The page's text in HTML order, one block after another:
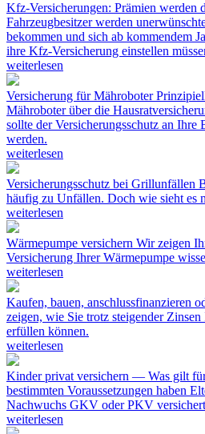
Kfz-Versicherungen: Prämien werden
Fahrzeugbesitzer werden
bekommen und sich ab kommendem
ihre Kfz-Versicherung einstellen
weiterlesen
Versicherung für Mähroboter
Mähroboter über die
sollte der Versicherungsschutz an Ihre
werden.
weiterlesen
Versicherungsschutz bei Grillunfällen
häufig zu Unfällen. Doch wie sieht es
weiterlesen
Wärmepumpe versichern Wir zeigen
Versicherung Ihrer Wärmepumpe
weiterlesen
Kaufen, bauen, anschlussfinanzieren
zeigen, wie Sie trotz steigender
erfüllen können.
weiterlesen
Kinder privat versichern — Was gilt
bestimmten Voraussetzungen haben
Nachwuchs GKV oder PKV
weiterlesen